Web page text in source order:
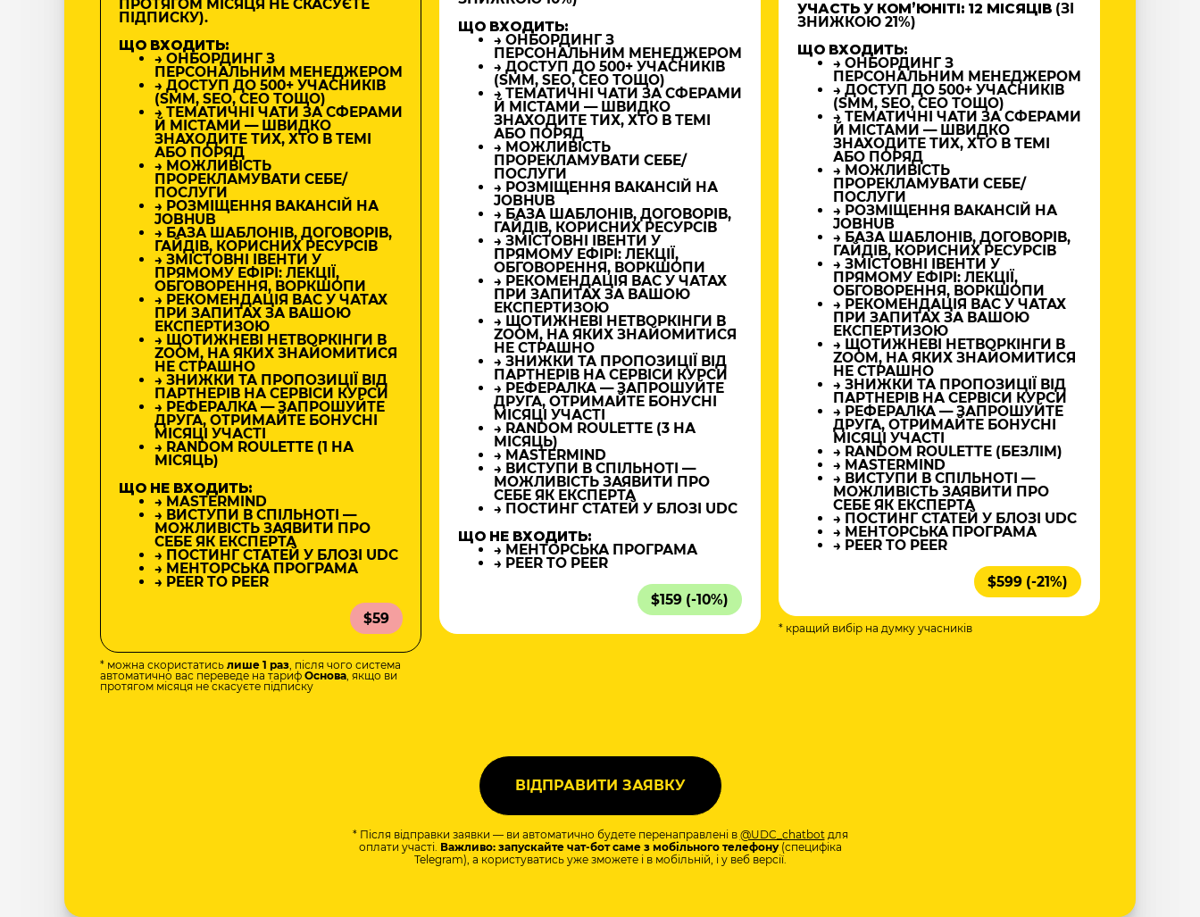
ПРОТЯГОМ МІСЯЦЯ НЕ СКАСУЄТЕ
ПІДПИСКУ).
ЩО ВХОДИТЬ:
→ ОНБОРДИНГ З
ПЕРСОНАЛЬНИМ МЕНЕДЖЕРОМ
→ ДОСТУП ДО 500+ УЧАСНИКІВ
(SMM, SEO, CEO ТОЩО)
→ ТЕМАТИЧНІ ЧАТИ ЗА СФЕРАМИ
Й МІСТАМИ — ШВИДКО
ЗНАХОДИТЕ ТИХ, ХТО В ТЕМІ
АБО ПОРЯД
→ МОЖЛИВІСТЬ
ПРОРЕКЛАМУВАТИ СЕБЕ/
ПОСЛУГИ
→ РОЗМІЩЕННЯ ВАКАНСІЙ НА
JOBHUB
→ БАЗА ШАБЛОНІВ, ДОГОВОРІВ,
ГАЙДІВ, КОРИСНИХ РЕСУРСІВ
→ ЗМІСТОВНІ ІВЕНТИ У
ПРЯМОМУ ЕФІРІ: ЛЕКЦІЇ,
ОБГОВОРЕННЯ, ВОРКШОПИ
→ РЕКОМЕНДАЦІЯ ВАС У ЧАТАХ
ПРИ ЗАПИТАХ ЗА ВАШОЮ
ЕКСПЕРТИЗОЮ
→ ЩОТИЖНЕВІ НЕТВОРКІНГИ В
ZOOM, НА ЯКИХ ЗНАЙОМИТИСЯ
НЕ СТРАШНО
→ ЗНИЖКИ ТА ПРОПОЗИЦІЇ ВІД
ПАРТНЕРІВ НА СЕРВІСИ КУРСИ
→ РЕФЕРАЛКА — ЗАПРОШУЙТЕ
ДРУГА, ОТРИМАЙТЕ БОНУСНІ
МІСЯЦІ УЧАСТІ
→ RANDOM ROULETTE (1 НА
МІСЯЦЬ)
ЩО НЕ ВХОДИТЬ:
→ MASTERMIND
→ ВИСТУПИ В СПІЛЬНОТІ —
МОЖЛИВІСТЬ ЗАЯВИТИ ПРО
СЕБЕ ЯК ЕКСПЕРТА
→ ПОСТИНГ СТАТЕЙ У БЛОЗІ UDC
→ МЕНТОРСЬКА ПРОГРАМА
→ PEER TO PEER
$59
* можна скористатись лише 1 раз, після чого система
автоматично вас переведе на тариф Основа, якщо ви
протягом місяця не скасуєте підписку
ЩО ВХОДИТЬ:
→ ОНБОРДИНГ З
ПЕРСОНАЛЬНИМ МЕНЕДЖЕРОМ
→ ДОСТУП ДО 500+ УЧАСНИКІВ
(SMM, SEO, CEO ТОЩО)
→ ТЕМАТИЧНІ ЧАТИ ЗА СФЕРАМИ
Й МІСТАМИ — ШВИДКО
ЗНАХОДИТЕ ТИХ, ХТО В ТЕМІ
АБО ПОРЯД
→ МОЖЛИВІСТЬ
ПРОРЕКЛАМУВАТИ СЕБЕ/
ПОСЛУГИ
→ РОЗМІЩЕННЯ ВАКАНСІЙ НА
JOBHUB
→ БАЗА ШАБЛОНІВ, ДОГОВОРІВ,
ГАЙДІВ, КОРИСНИХ РЕСУРСІВ
→ ЗМІСТОВНІ ІВЕНТИ У
ПРЯМОМУ ЕФІРІ: ЛЕКЦІЇ,
ОБГОВОРЕННЯ, ВОРКШОПИ
→ РЕКОМЕНДАЦІЯ ВАС У ЧАТАХ
ПРИ ЗАПИТАХ ЗА ВАШОЮ
ЕКСПЕРТИЗОЮ
→ ЩОТИЖНЕВІ НЕТВОРКІНГИ В
ZOOM, НА ЯКИХ ЗНАЙОМИТИСЯ
НЕ СТРАШНО
→ ЗНИЖКИ ТА ПРОПОЗИЦІЇ ВІД
ПАРТНЕРІВ НА СЕРВІСИ КУРСИ
→ РЕФЕРАЛКА — ЗАПРОШУЙТЕ
ДРУГА, ОТРИМАЙТЕ БОНУСНІ
МІСЯЦІ УЧАСТІ
→ RANDOM ROULETTE (3 НА
МІСЯЦЬ)
→ MASTERMIND
→ ВИСТУПИ В СПІЛЬНОТІ —
МОЖЛИВІСТЬ ЗАЯВИТИ ПРО
СЕБЕ ЯК ЕКСПЕРТА
→ ПОСТИНГ СТАТЕЙ У БЛОЗІ UDC
ЩО НЕ ВХОДИТЬ:
→ МЕНТОРСЬКА ПРОГРАМА
→ PEER TO PEER
$159 (-10%)
УЧАСТЬ У КОМʼЮНІТІ: 12 МІСЯЦІВ (ЗІ
ЗНИЖКОЮ 21%)
ЩО ВХОДИТЬ:
→ ОНБОРДИНГ З
ПЕРСОНАЛЬНИМ МЕНЕДЖЕРОМ
→ ДОСТУП ДО 500+ УЧАСНИКІВ
(SMM, SEO, CEO ТОЩО)
→ ТЕМАТИЧНІ ЧАТИ ЗА СФЕРАМИ
Й МІСТАМИ — ШВИДКО
ЗНАХОДИТЕ ТИХ, ХТО В ТЕМІ
АБО ПОРЯД
→ МОЖЛИВІСТЬ
ПРОРЕКЛАМУВАТИ СЕБЕ/
ПОСЛУГИ
→ РОЗМІЩЕННЯ ВАКАНСІЙ НА
JOBHUB
→ БАЗА ШАБЛОНІВ, ДОГОВОРІВ,
ГАЙДІВ, КОРИСНИХ РЕСУРСІВ
→ ЗМІСТОВНІ ІВЕНТИ У
ПРЯМОМУ ЕФІРІ: ЛЕКЦІЇ,
ОБГОВОРЕННЯ, ВОРКШОПИ
→ РЕКОМЕНДАЦІЯ ВАС У ЧАТАХ
ПРИ ЗАПИТАХ ЗА ВАШОЮ
ЕКСПЕРТИЗОЮ
→ ЩОТИЖНЕВІ НЕТВОРКІНГИ В
ZOOM, НА ЯКИХ ЗНАЙОМИТИСЯ
НЕ СТРАШНО
→ ЗНИЖКИ ТА ПРОПОЗИЦІЇ ВІД
ПАРТНЕРІВ НА СЕРВІСИ КУРСИ
→ РЕФЕРАЛКА — ЗАПРОШУЙТЕ
ДРУГА, ОТРИМАЙТЕ БОНУСНІ
МІСЯЦІ УЧАСТІ
→ RANDOM ROULETTE (БЕЗЛІМ)
→ MASTERMIND
→ ВИСТУПИ В СПІЛЬНОТІ —
МОЖЛИВІСТЬ ЗАЯВИТИ ПРО
СЕБЕ ЯК ЕКСПЕРТА
→ ПОСТИНГ СТАТЕЙ У БЛОЗІ UDC
→ МЕНТОРСЬКА ПРОГРАМА
→ PEER TO PEER
$599 (-21%)
* кращий вибір на думку учасників
* Після відправки заявки — ви автоматично будете перенаправлені в @UDC_chatbotдля
оплати участі. Важливо: запускайте чат-бот саме з мобільного телефону(специфіка
Telegram), а користуватись уже зможете і в мобільній, і у веб версії.